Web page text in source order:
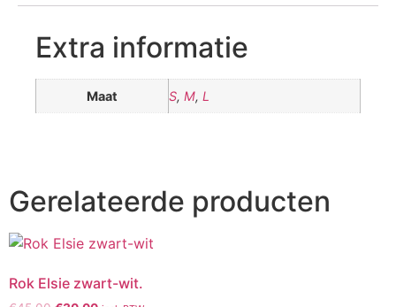
Extra informatie
Maat S, M, L
Gerelateerde producten
Rok Elsie zwart-wit.